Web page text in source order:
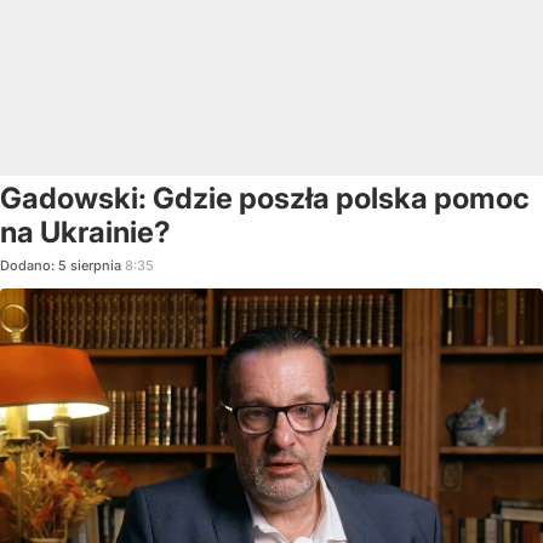
Gadowski: Gdzie poszła polska pomoc
na Ukrainie?
Dodano: 5 sierpnia 8:35